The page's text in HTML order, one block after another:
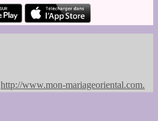
http://www.mon-mariageoriental.com.